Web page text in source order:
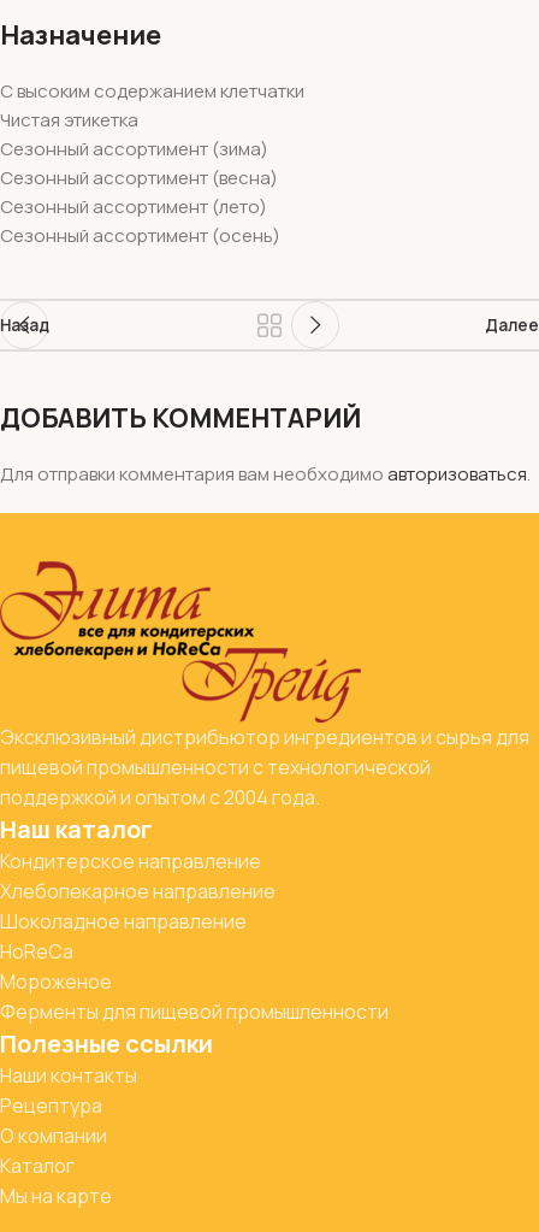
Назначение
С высоким содержанием клетчатки
Чистая этикетка
Сезонный ассортимент (зима)
Сезонный ассортимент (весна)
Сезонный ассортимент (лето)
Сезонный ассортимент (осень)
Назад Далее
ДОБАВИТЬ КОММЕНТАРИЙ
Для отправки комментария вам необходимоавторизоваться.
Эксклюзивный дистрибьютор ингредиентов и сырья для
пищевой промышленности с технологической
поддержкой и опытом с 2004 года.
Наш каталог
Кондитерское направление
Хлебопекарное направление
Шоколадное направление
HoReCa
Мороженое
Ферменты для пищевой промышленности
Полезные ссылки
Наши контакты
Рецептура
О компании
Каталог
Мы на карте